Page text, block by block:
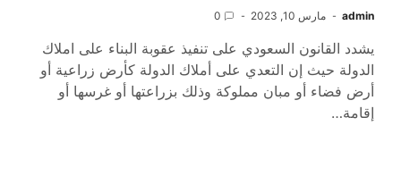
admin مارس 10, 2023 0
يشدد القانون السعودي على تنفيذ عقوبة البناء على املاك
الدولة حيث إن التعدي على أملاك الدولة كأرض زراعية أو
أرض فضاء أو مبان مملوكة وذلك بزراعتها أو غرسها أو
إقامة…